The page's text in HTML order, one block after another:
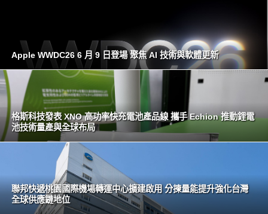
Apple WWDC26 6 月 9 日登場 聚焦 AI 技術與軟體更新
格斯科技發表 XNO 高功率快充電池產品線 攜手 Echion 推動鋰電
池技術量產與全球布局
聯邦快遞桃園國際機場轉運中心擴建啟用 分揀量能提升強化台灣
全球供應鏈地位